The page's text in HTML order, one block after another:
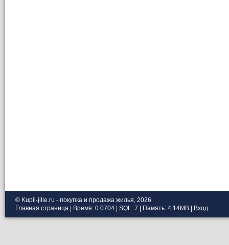
© Kupil-jilie.ru - покупка и продажа жилья, 2026
Главная страница | Время: 0.0704 | SQL: 7 | Память: 4.14MB Вход